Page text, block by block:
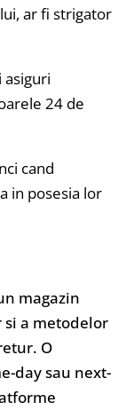
ar fi strigator
asiguri
24 de
cand
in posesia lor
magazin
a metodelor
O
day sau next-